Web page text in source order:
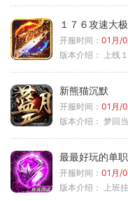
１７６攻速大
开服时间： 01月/
版本介绍：
上线
新熊猫沉默
开服时间： 01月/
版本介绍： 梦回
最最好玩的单
开服时间： 01月/
版本介绍：
上班